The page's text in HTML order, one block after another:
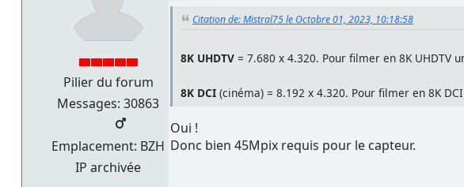
Pilier du forum
Messages: 30863
Emplacement: BZH
IP archivée
Citation de: Mistral75 le Octobre 01, 2023, 10:18:58
8K UHDTV = 7.680 x 4.320. Pour filmer en 8K UHDTV
8K DCI (cinéma) = 8.192 x 4.320. Pour filmer en 8K
Oui !
Donc bien 45Mpix requis pour le capteur.